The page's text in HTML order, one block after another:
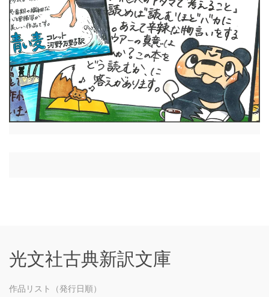
光文社古典新訳文庫
作品リスト（発行日順）